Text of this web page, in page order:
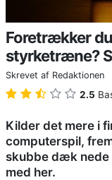
Foretrækker
styrketræne?
Skrevet af Redaktionen
2.5
Kilder det mere i
computerspil,
skubbe dæk nede
med her.